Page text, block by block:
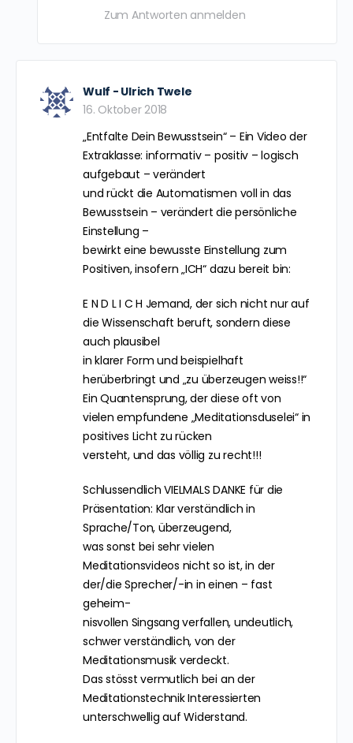
Zum Antworten anmelden
Wulf - Ulrich Twele
16. Oktober 2018
„Entfalte Dein Bewusstsein“ – Ein Video der
Extraklasse: informativ – positiv – logisch
aufgebaut – verändert
und rückt die Automatismen voll in das
Bewusstsein – verändert die persönliche
Einstellung –
bewirkt eine bewusste Einstellung zum
Positiven, insofern „ICH“ dazu bereit bin:
E N D L I C H Jemand, der sich nicht nur auf
die Wissenschaft beruft, sondern diese
auch plausibel
in klarer Form und beispielhaft
herüberbringt und „zu überzeugen weiss!!“
Ein Quantensprung, der diese oft von
vielen empfundene „Meditationsduselei“ in
positives Licht zu rücken
versteht, und das völlig zu recht!!!
Schlussendlich VIELMALS DANKE für die
Präsentation: Klar verständlich in
Sprache/Ton, überzeugend,
was sonst bei sehr vielen
Meditationsvideos nicht so ist, in der
der/die Sprecher/-in in einen – fast
geheim-
nisvollen Singsang verfallen, undeutlich,
schwer verständlich, von der
Meditationsmusik verdeckt.
Das stösst vermutlich bei an der
Meditationstechnik Interessierten
unterschwellig auf Widerstand.